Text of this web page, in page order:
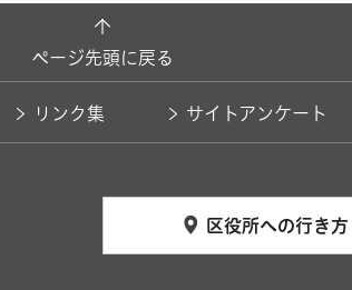
ページ先頭に戻る
リンク集 サイトアンケート
区役所への行き方